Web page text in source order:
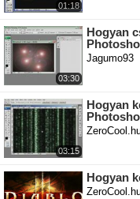
01:18
03:30
Hogyan
Jagumo93
03:15
Hogyan
Hogyan